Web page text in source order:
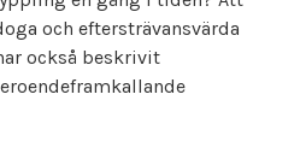
och eftersträvansvärda
också beskrivit